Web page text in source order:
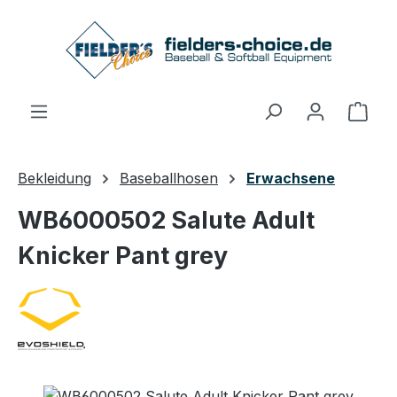
Zum Hauptinhalt springen
Bekleidung Baseballhosen Erwachsene
WB6000502 Salute Adult
Knicker Pant grey